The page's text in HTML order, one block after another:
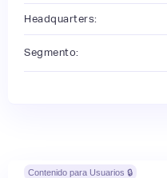
Headquarters:
Segmento:
Contenido para Usuarios 🔒